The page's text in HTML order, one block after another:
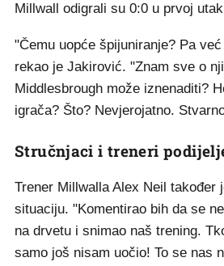
Millwall odigrali su 0:0 u prvoj
"Čemu uopće špijuniranje? Pa
rekao je Jakirović. "Znam sve o
Middlesbrough može iznenaditi?
igrača? Što? Nevjerojatno.
Stručnjaci i treneri
Trener Millwalla Alex Neil također
situaciju. "Komentirao bih da se
na drvetu i snimao naš trening.
samo još nisam uočio! To se nas